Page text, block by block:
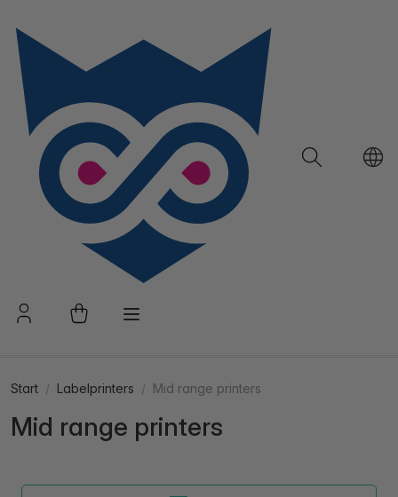
Start Labelprinters Mid range printers
Mid range printers